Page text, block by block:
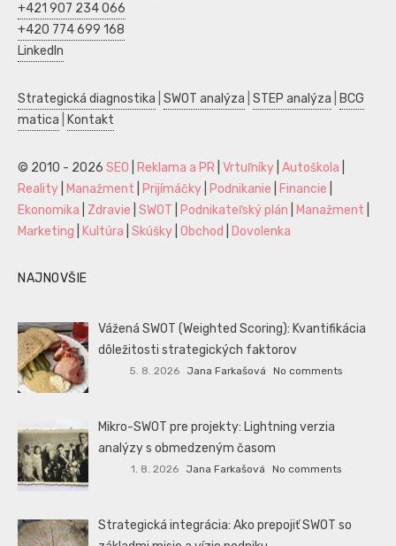
+421 907 234 066
+420 774 699 168
LinkedIn
Strategická diagnostika SWOT analýza STEP analýza
BCG
matica
Kontakt
© 2010 - 2026 SEO Reklama a PR Vrtuľníky Autoškola
Reality
Manažment Prijímáčky Podnikanie Financie
Ekonomika
Zdravie SWOT Podnikateľský plán Manažment
Marketing
Kultúra Skúšky Obchod Dovolenka
NAJNOVŠIE
Vážená SWOT (Weighted Scoring): Kvantifikácia
dôležitosti strategických faktorov
5. 8. 2026 Jana Farkašová No comments
Mikro-SWOT pre projekty: Lightning verzia
analýzy s obmedzeným časom
1. 8. 2026 Jana Farkašová No comments
Strategická integrácia: Ako prepojiť SWOT so